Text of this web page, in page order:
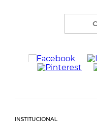
INSTITUCIONAL